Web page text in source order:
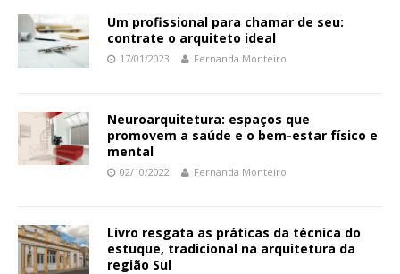
Um profissional para chamar de seu:
contrate o arquiteto ideal
17/01/2023 Fernanda Monteiro
Neuroarquitetura: espaços que
promovem a saúde e o bem-estar físico e
mental
02/10/2022 Fernanda Monteiro
Livro resgata as práticas da técnica do
estuque, tradicional na arquitetura da
região Sul